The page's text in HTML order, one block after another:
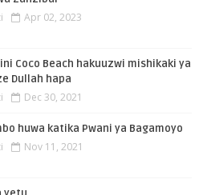
Apr 02, 2023
Coco Beach hakuuzwi mishikaki ya
Dullah hapa
Dec 30, 2021
huwa katika Pwani ya Bagamoyo
Nov 11, 2021